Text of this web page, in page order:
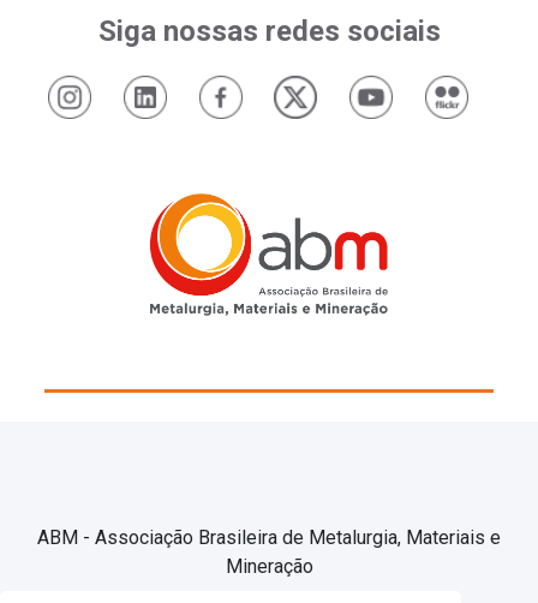
Siga nossas redes sociais
ABM - Associação Brasileira de Metalurgia, Materiais e
Mineração